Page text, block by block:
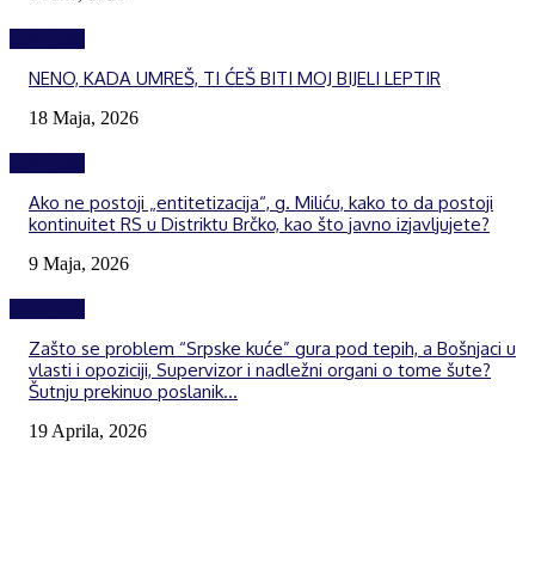
NENO, KADA UMREŠ, TI ĆEŠ BITI MOJ BIJELI LEPTIR
18 Maja, 2026
Ako ne postoji „entitetizacija“, g. Miliću, kako to da postoji
kontinuitet RS u Distriktu Brčko, kao što javno izjavljujete?
9 Maja, 2026
Zašto se problem “Srpske kuće” gura pod tepih, a Bošnjaci u
vlasti i opoziciji, Supervizor i nadležni organi o tome šute?
Šutnju prekinuo poslanik...
19 Aprila, 2026